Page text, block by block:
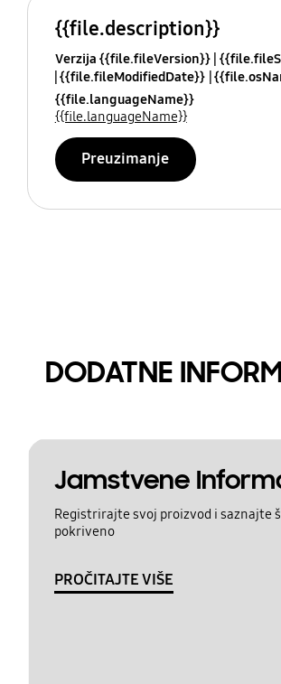
{{file.description}}
Verzija {{file.fileVersion}}
{{file.fileModifiedDate}}
{{file.languageName}}
{{file.languageName}}
Preuzimanje
DODATNE
Jamstvene
Registrirajte svoj proizvod i saznajte
pokriveno
PROČITAJTE VIŠE